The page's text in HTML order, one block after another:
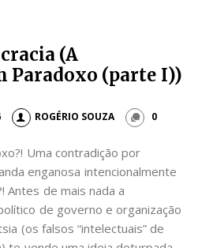
(A
Paradoxo (parte I))
ROGÉRIO SOUZA 0
Uma contradição por
enganosa intencionalmente
Antes de mais nada a
de governo e organização
(os falsos “intelectuais” de